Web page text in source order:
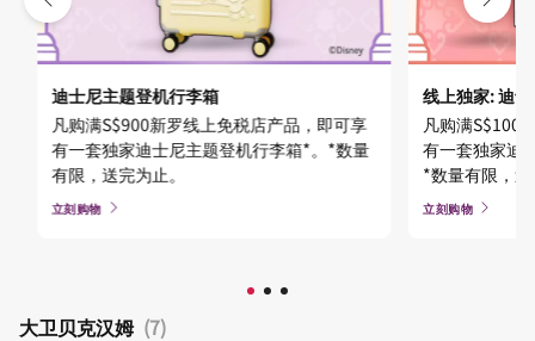
迪士尼主题登机行李箱
凡购满S$900新罗线上免税店产品，即可享
有一套独家迪士尼主题登机行李箱*。*数量
有限，送完为止。
立刻购物
线上独家: 迪
凡购满S$100
有一套独家迪
*数量有限，
立刻购物
大卫贝克汉姆 (7)